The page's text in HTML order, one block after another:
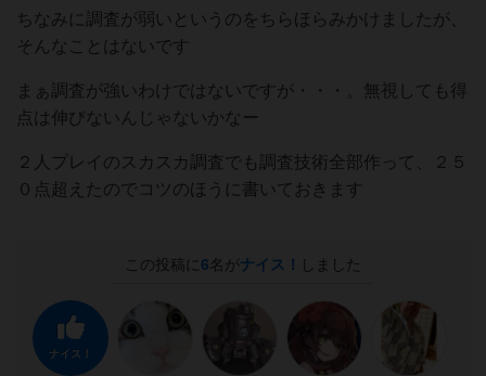
ちなみに調査が弱いというのをちらほらみかけましたが、
そんなことはないです
まぁ調査が強いわけではないですが・・・。無視しても得
点は伸びないんじゃないかなー
２人プレイのスカスカ調査でも調査技術全部作って、２５
０点超えたのでコツのほうに書いておきます
この投稿に 6名がナイス！ しました
ナイス！